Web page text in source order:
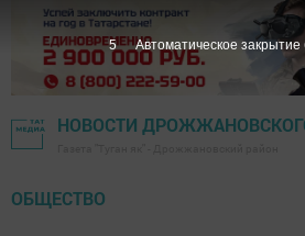
НОВОСТИ
ОБЩЕСТВО
4 Автоматическое